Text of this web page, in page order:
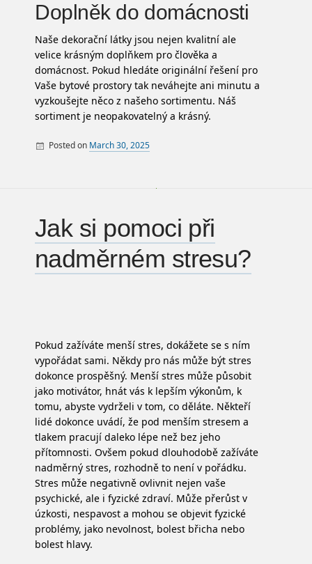
Doplněk do domácnosti
Naše dekorační látky jsou nejen kvalitní ale
velice krásným doplňkem pro člověka a
domácnost. Pokud hledáte originální řešení pro
Vaše bytové prostory tak neváhejte ani minutu a
vyzkoušejte něco z našeho sortimentu. Náš
sortiment je neopakovatelný a krásný.
Posted on March 30, 2025
Jak si pomoci při
nadměrném stresu?
Pokud zažíváte menší stres, dokážete se s ním
vypořádat sami. Někdy pro nás může být stres
dokonce prospěšný. Menší stres může působit
jako motivátor, hnát vás k lepším výkonům, k
tomu, abyste vydrželi v tom, co děláte. Někteří
lidé dokonce uvádí, že pod menším stresem a
tlakem pracují daleko lépe než bez jeho
přítomnosti. Ovšem pokud dlouhodobě zažíváte
nadměrný stres, rozhodně to není v pořádku.
Stres může negativně ovlivnit nejen vaše
psychické, ale i fyzické zdraví. Může přerůst v
úzkosti, nespavost a mohou se objevit fyzické
problémy, jako nevolnost, bolest břicha nebo
bolest hlavy.